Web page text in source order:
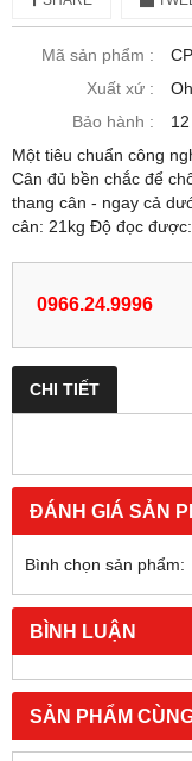
Mã sản phẩm :
Xuất xứ :
Bảo hành :
Một tiêu chuẩn công
Cân đủ bền chắc để
thang cân - ngay cả
cân: 21kg Độ đọc
0966.24.9996
CHI TIẾT
ĐÁNH GIÁ SẢN
Bình chọn sản phẩm:
BÌNH LUẬN
SẢN PHẨM